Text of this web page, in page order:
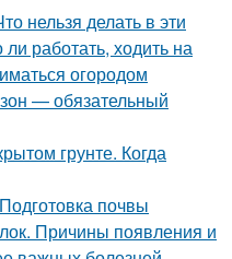
нельзя делать в эти
работать, ходить на
огородом
— обязательный
грунте. Когда
почвы
Причины появления и